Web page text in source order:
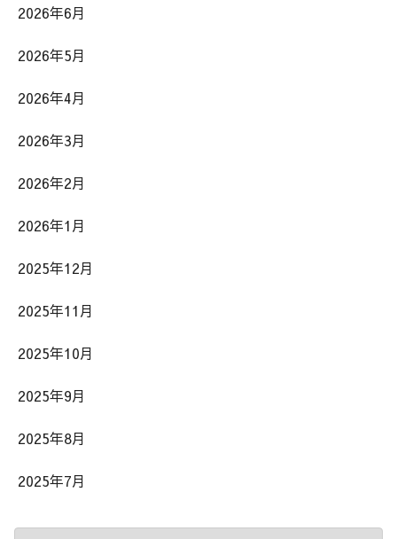
2026年6月
2026年5月
2026年4月
2026年3月
2026年2月
2026年1月
2025年12月
2025年11月
2025年10月
2025年9月
2025年8月
2025年7月